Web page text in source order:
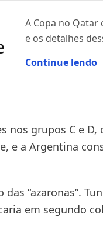
A Copa no Qatar
e os detalhes
Continue lendo
nos grupos C e D,
e a Argentina
“azaronas”.
em segundo